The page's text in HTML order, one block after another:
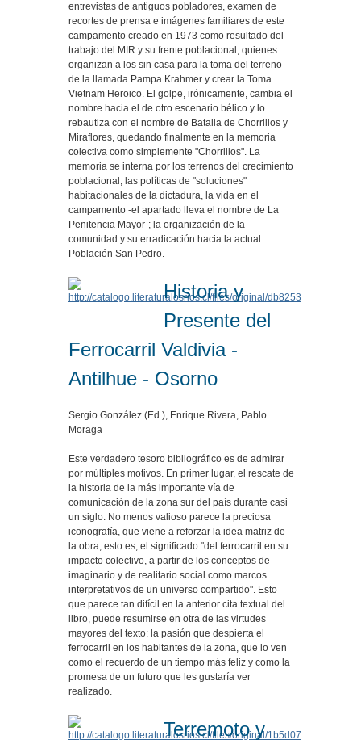
entrevistas de antiguos pobladores, examen de
recortes de prensa e imágenes familiares de este
campamento creado en 1973 como resultado del
trabajo del MIR y su frente poblacional, quienes
organizan a los sin casa para la toma del terreno
de la llamada Pampa Krahmer y crear la Toma
Vietnam Heroico. El golpe, irónicamente, cambia el
nombre hacia el de otro escenario bélico y lo
rebautiza con el nombre de Batalla de Chorrillos y
Miraflores, quedando finalmente en la memoria
colectiva como simplemente "Chorrillos". La
memoria se interna por los terrenos del crecimiento
poblacional, las políticas de "soluciones"
habitacionales de la dictadura, la vida en el
campamento -el apartado lleva el nombre de La
Penitencia Mayor-; la organización de la
comunidad y su erradicación hacia la actual
Población San Pedro.
Historia y
Presente del
Ferrocarril Valdivia -
Antilhue - Osorno
Sergio González (Ed.), Enrique Rivera, Pablo
Moraga
Este verdadero tesoro bibliográfico es de admirar
por múltiples motivos. En primer lugar, el rescate de
la historia de la más importante vía de
comunicación de la zona sur del país durante casi
un siglo. No menos valioso parece la preciosa
iconografía, que viene a reforzar la idea matriz de
la obra, esto es, el significado "del ferrocarril en su
impacto colectivo, a partir de los conceptos de
imaginario y de realitario social como marcos
interpretativos de un universo compartido". Esto
que parece tan difícil en la anterior cita textual del
libro, puede resumirse en otra de las virtudes
mayores del texto: la pasión que despierta el
ferrocarril en los habitantes de la zona, que lo ven
como el recuerdo de un tiempo más feliz y como la
promesa de un futuro que les gustaría ver
realizado.
Terremoto y